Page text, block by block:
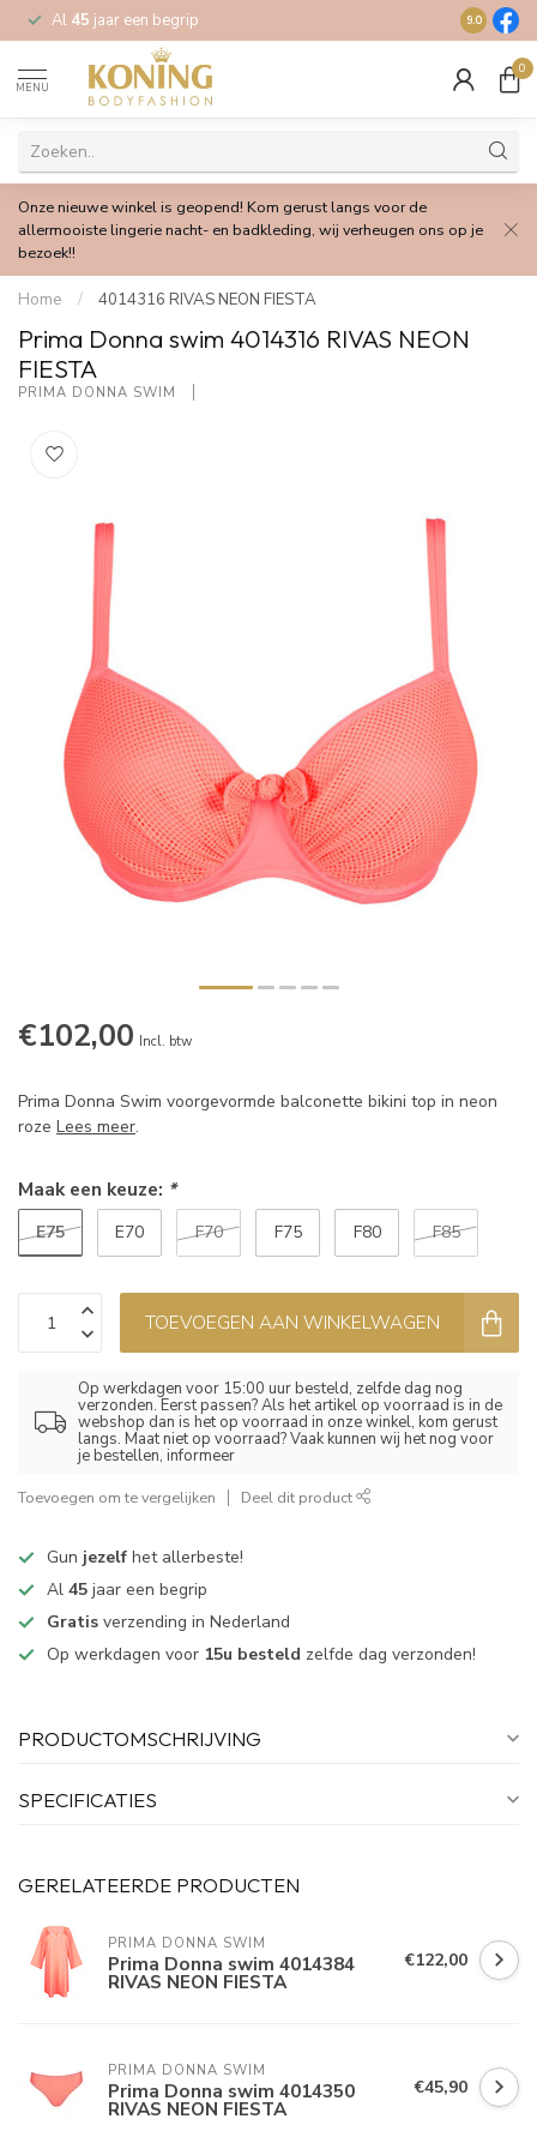
Al 45 jaar een begrip Gratis
9.0
MENU
0
Onze nieuwe winkel is geopend! Kom gerust langs voor de
allermooiste lingerie nacht- en badkleding, wij verheugen ons op je
bezoek!!
Home / 4014316 RIVAS NEON FIESTA
Prima Donna swim 4014316 RIVAS NEON
FIESTA
PRIMA DONNA SWIM
€102,00 Incl. btw
Prima Donna Swim voorgevormde balconette bikini top in neon
roze Lees meer.
Maak een keuze: *
E75 E70 F70 F75 F80 F85
TOEVOEGEN AAN WINKELWAGEN
Op werkdagen voor 15:00 uur besteld, zelfde dag nog
verzonden. Eerst passen? Als het artikel op voorraad is in de
webshop dan is het op voorraad in onze winkel, kom gerust
langs. Maat niet op voorraad? Vaak kunnen wij het nog voor
je bestellen, informeer
Toevoegen om te vergelijken Deel dit product
Gun jezelf het allerbeste!
Al 45 jaar een begrip
Gratis verzending in Nederland
Op werkdagen voor 15u besteld zelfde dag verzonden!
PRODUCTOMSCHRIJVING
SPECIFICATIES
GERELATEERDE PRODUCTEN
PRIMA DONNA SWIM
Prima Donna swim 4014384
RIVAS NEON FIESTA
€122,00
PRIMA DONNA SWIM
Prima Donna swim 4014350
RIVAS NEON FIESTA
€45,90